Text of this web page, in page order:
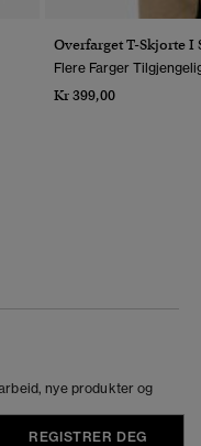
Overfarget T-Skjorte
Flere Farger
Kr 399,00
nye produkter og
REGISTRER DEG